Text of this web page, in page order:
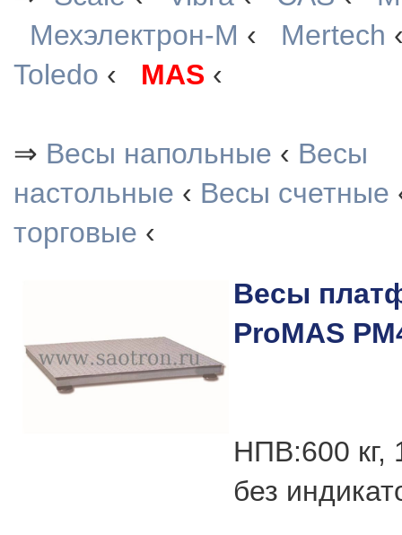
Мехэлектрон-М ‹ Mertech
Toledo ‹ MAS ‹
⇒ Весы напольные ‹ Весы
настольные ‹ Весы счетные
торговые ‹
Весы
ProMAS
НПВ:600 кг,
без